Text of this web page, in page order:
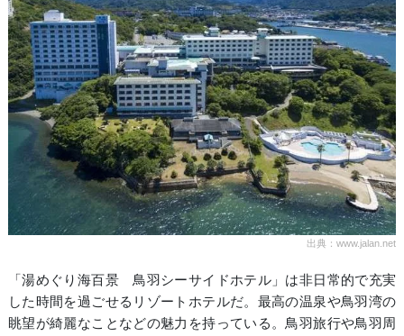
出典：www.jalan.net
「湯めぐり海百景 鳥羽シーサイドホテル」は非日常的で充実
した時間を過ごせるリゾートホテルだ。最高の温泉や鳥羽湾の
眺望が綺麗なことなどの魅力を持っている。鳥羽旅行や鳥羽周